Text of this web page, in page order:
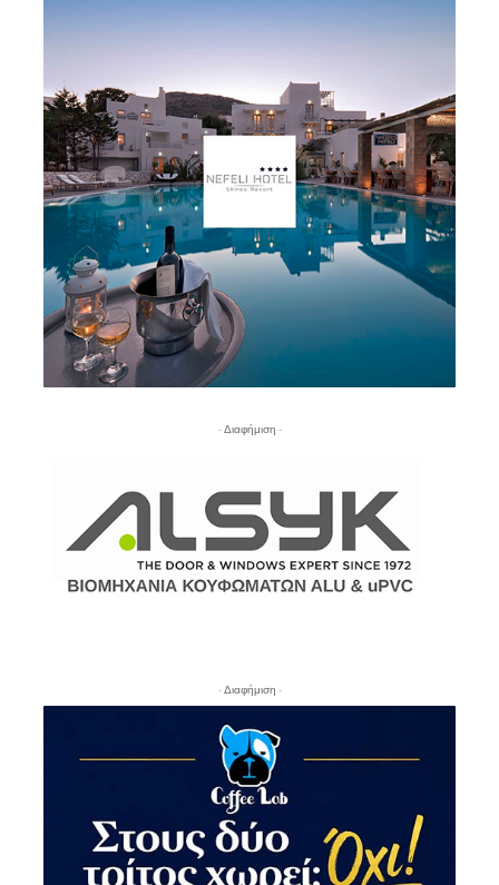
- Διαφήμιση -
- Διαφήμιση -